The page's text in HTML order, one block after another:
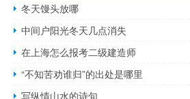
冬天馒头放哪
中间户阳光冬天几点消失
在上海怎么报考二级建造师
“不知苦劝谁归”的出处是哪里
写纵情山水的诗句